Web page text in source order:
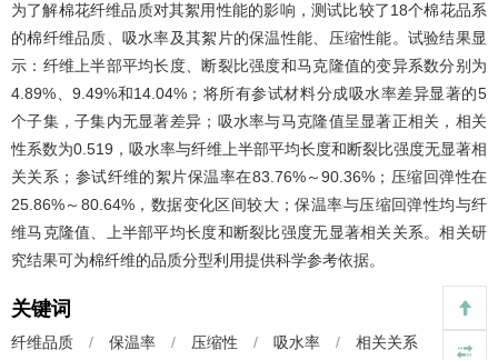
为了解棉花纤维品质对其絮用性能的影响，测试比较了18个棉花品系
的棉纤维品质、吸水率及其絮片的保温性能、压缩性能。试验结果显
示：纤维上半部平均长度、断裂比强度和马克隆值的变异系数分别为
4.89%、9.49%和14.04%；将所有参试材料分成吸水率差异显著的5
个子集，子集内无显著差异；吸水率与马克隆值呈显著正相关，相关
性系数为0.519，吸水率与纤维上半部平均长度和断裂比强度无显著相
关关系；参试纤维的絮片保温率在83.76%～90.36%；压缩回弹性在
25.86%～80.64%，数据变化区间较大；保温率与压缩回弹性均与纤
维马克隆值、上半部平均长度和断裂比强度无显著相关关系。相关研
究结果可为棉纤维的品质分型利用提供科学参考依据。
关键词
纤维品质 / 保温率 / 压缩性 / 吸水率 / 相关关系